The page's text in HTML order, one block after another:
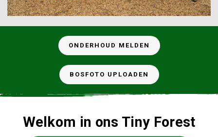
ONDERHOUD MELDEN
BOSFOTO UPLOADEN
Welkom in ons Tiny Forest